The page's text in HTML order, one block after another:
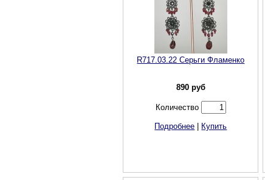
R717.03.22 Серьги Фламенко
890руб
Количество
Подробнее Купить